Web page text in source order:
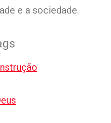
e a sociedade.